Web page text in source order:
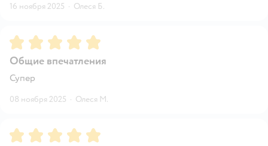
16 ноября 2025 · Олеся Б.
Рейтинг:5
Общие впечатления
Супер
08 ноября 2025 · Олеся М.
Рейтинг:5